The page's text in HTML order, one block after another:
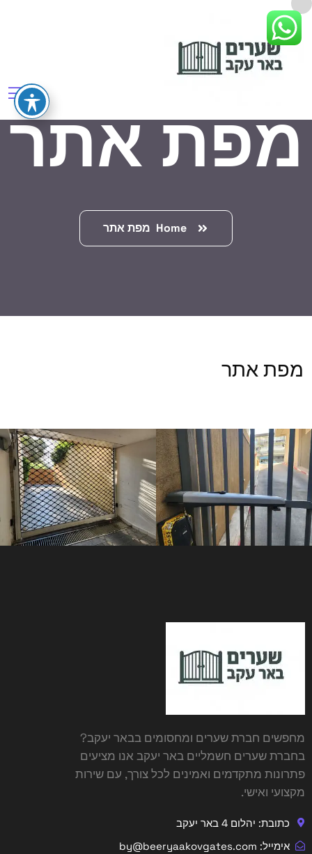
מפת אתר
Home מפת אתר
מפת אתר
מחפשים חברת שערים ומחסומים בבאר יעקב?
בחברת שערים חשמליים באר יעקב אנו מציעים
פתרונות מתקדמים ואמינים לכל צורך, עם שירות
מקצועי ואישי.
כתובת: יהלום 4 באר יעקב
אימייל: by@beeryaakovgates.com